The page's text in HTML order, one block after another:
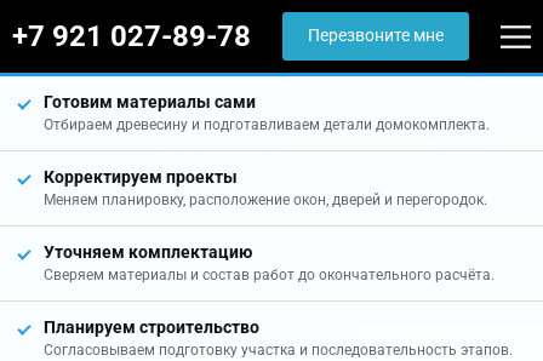
+7 921 027-89-78 Перезвоните мне
Готовим материалы сами
Отбираем древесину и подготавливаем детали домокомплекта.
Корректируем проекты
Меняем планировку, расположение окон, дверей и перегородок.
Уточняем комплектацию
Сверяем материалы и состав работ до окончательного расчёта.
Планируем строительство
Согласовываем подготовку участка и последовательность этапов.